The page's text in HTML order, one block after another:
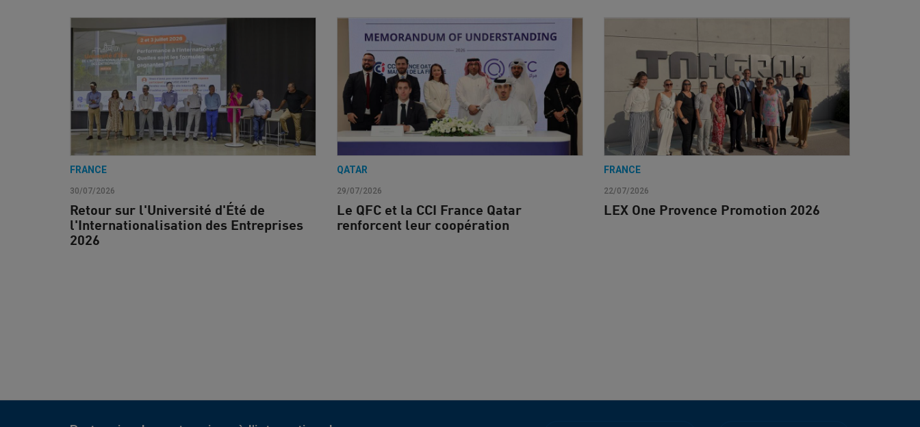
FRANCE
30/07/2026
Retour sur l'Université d'Été de
l'Internationalisation des Entreprises
2026
QATAR
29/07/2026
Le QFC et la CCI France Qatar
renforcent leur coopération
FRANCE
22/07/2026
LEX One Provence Promotion 2026